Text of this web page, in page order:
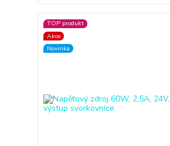
TOP produkt
Akce
Novinka